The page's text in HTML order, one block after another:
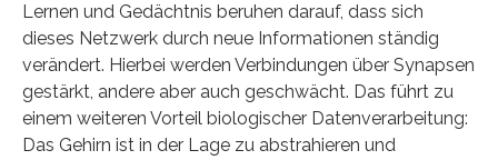
Lernen und Gedächtnis beruhen darauf, dass sich
dieses Netzwerk durch neue Informationen ständig
verändert. Hierbei werden Verbindungen über Synapsen
gestärkt, andere aber auch geschwächt. Das führt zu
einem weiteren Vorteil biologischer Datenverarbeitung:
Das Gehirn ist in der Lage zu abstrahieren und